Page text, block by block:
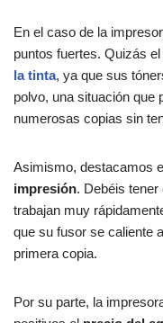
En el caso de la
puntos fuertes. Quizás
la tinta, ya que sus
polvo, una situación que
numerosas copias sin
Asimismo, destacamos
impresión. Debéis
trabajan muy
que su fusor se caliente
primera copia.
Por su parte, la